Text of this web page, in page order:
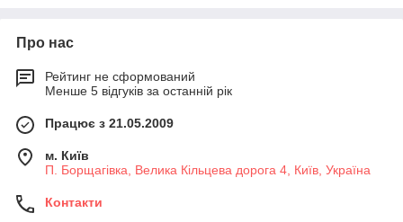
бензину та інше. Крім цього, такі лічильники чудово підходить
В нашій країні дуже популярний лічильник витрати
дизельного палива, адже на дизельному паливі їздять і
для перекачування дизельного палива буває електронний і
точні і надійні.
Механічні паливні лічильники
Стандартний механічний паливний лічильник циферблатом,
який представляє собою роликовий лічильний механізм.
Про нас
Рейтинг не сформований
Менше 5 відгуків за останній рік
Працює з 21.05.2009
м. Київ
П. Борщагівка, Велика Кільцева дорога 4, Київ, Україна
Контакти